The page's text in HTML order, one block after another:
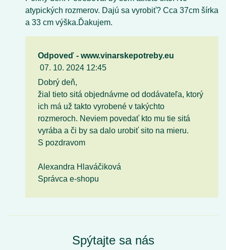
atypických rozmerov. Dajú sa vyrobiť? Cca 37cm šírka
a 33 cm výška.Ďakujem.
Odpoveď - www.vinarskepotreby.eu
07. 10. 2024 12:45
Dobrý deň,
žial tieto sitá objednávme od dodávateľa, ktorý
ich má už takto vyrobené v takýchto
rozmeroch. Neviem povedať kto mu tie sitá
vyrába a či by sa dalo urobiť sito na mieru.
S pozdravom
Alexandra Hlaváčiková
Správca e-shopu
Spýtajte sa nás